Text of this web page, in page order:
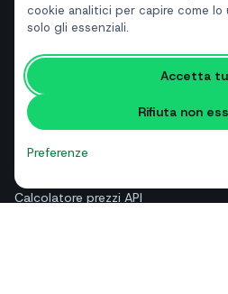
cookie analitici per capire come
solo gli essenziali.
Accetta
Rifiuta non
Preferenze
Immobiliari
RISORSE
Strumenti gratuiti
Glossario
Calcolatore prezzi API